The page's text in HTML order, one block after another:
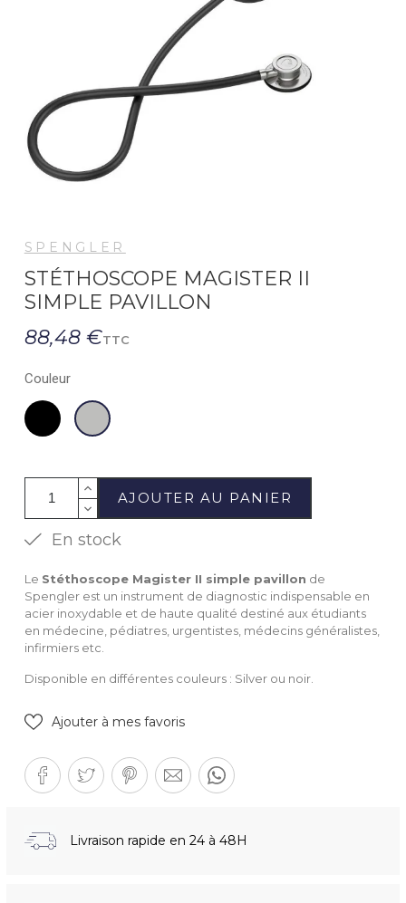
SPENGLER
STÉTHOSCOPE MAGISTER II
SIMPLE PAVILLON
88,48 €TTC
Couleur
Noir Silver
AJOUTER AU PANIER
En stock
Le Stéthoscope Magister II simple pavillon de
Spengler est un instrument de diagnostic indispensable en
acier inoxydable et de haute qualité destiné aux étudiants
en médecine, pédiatres, urgentistes, médecins généralistes,
infirmiers etc.
Disponible en différentes couleurs : Silver ou noir.
Ajouter à mes favoris
Livraison rapide en 24 à 48H